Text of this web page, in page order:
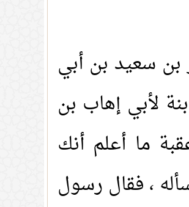
بن سعيد بن أبي
لأبي إهاب بن
ما أعلم أنك
، فقال رسول
( عدد المشاهدات181483 )
( عدد المشاهدات118317 )
( عدد المشاهدات97344 )
نفس بني آدم